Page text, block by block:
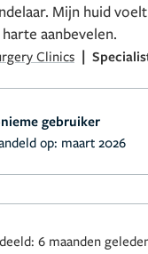
Mijn huid
aanbevelen.
Clinics |
gebruiker
op: maart 2026
6 maanden